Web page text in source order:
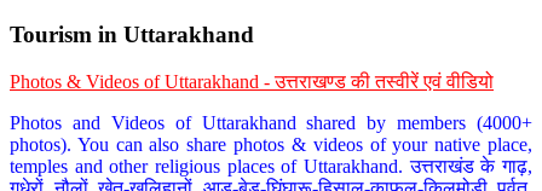
Tourism in Uttarakhand
Photos & Videos of Uttarakhand - उत्तराखण्ड की तस्वीरें एवं वीडियो
Photos and Videos of Uttarakhand shared by members (4000+
photos). You can also share photos & videos of your native place,
temples and other religious places of Uttarakhand. उत्तराखंड के गाढ़,